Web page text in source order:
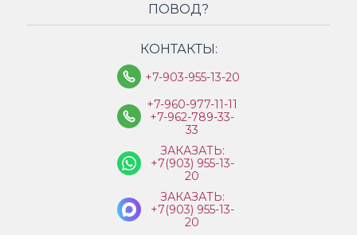
ПОВОД?
КОНТАКТЫ:
+7-903-955-13-20
+7-960-977-11-11
+7-962-789-33-
33
ЗАКАЗАТЬ:
+7(903) 955-13-
20
ЗАКАЗАТЬ:
+7(903) 955-13-
20